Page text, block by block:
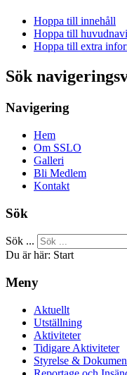
Hoppa till innehåll
Hoppa till
Hoppa till extra
Sök
Navigering
Hem
Om SSLO
Galleri
Bli Medlem
Kontakt
Sök
Sök ...
Du är här: Start
Meny
Aktuellt
Utställning
Aktiviteter
Tidigare Aktiviteter
Styrelse &